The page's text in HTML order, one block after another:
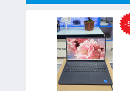
Thiết kế
Bàn phím phối màu đồng bộ
còn trang bị thêm đèn LED
-